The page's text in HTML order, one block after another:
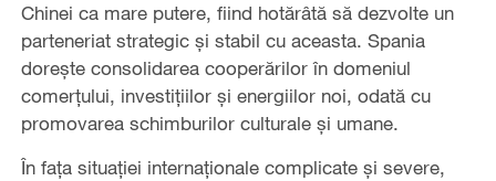
Chinei ca mare putere, fiind hotărâtă să dezvolte un
parteneriat strategic și stabil cu aceasta. Spania
dorește consolidarea cooperărilor în domeniul
comerțului, investițiilor și energiilor noi, odată cu
promovarea schimburilor culturale și umane.
În fața situației internaționale complicate și severe,